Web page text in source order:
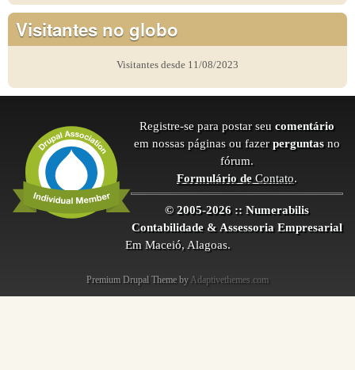
Visitantes no globo
Visitantes desde 11/08/2023
Registre-se para postar seu comentário
em nossas páginas ou fazer perguntas no
fórum.
Formulário deContato.
© 2005-2026 :: Numerabilis
Contabilidade & Assessoria Empresarial
Em Maceió, Alagoas.
Premium Drupal Theme by Adaptivethemes.com